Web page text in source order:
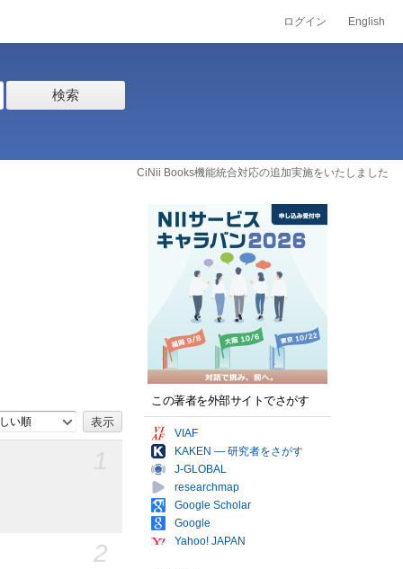
ログイン English
検索
CiNii Books機能統合対応の追加実施をいたしました
い順
2
この著者を外部サイトでさがす
VIAF
KAKEN — 研究者をさがす
J-GLOBAL
researchmap
Google Scholar
Google
Yahoo! JAPAN